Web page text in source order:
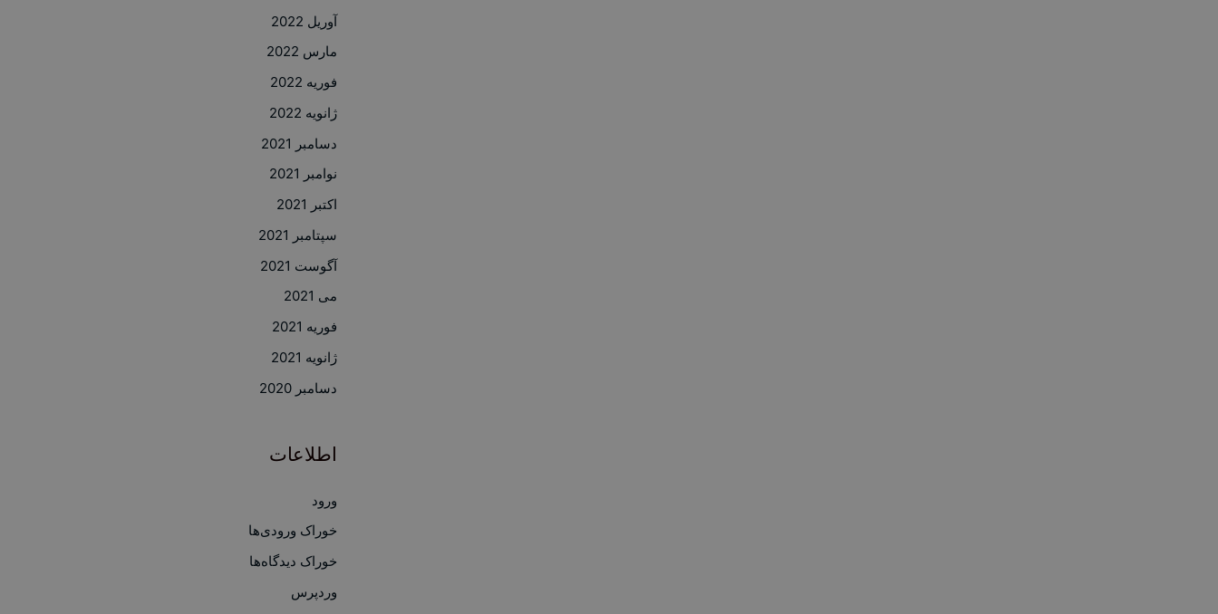
آوریل 2022
مارس 2022
فوریه 2022
ژانویه 2022
دسامبر 2021
نوامبر 2021
اکتبر 2021
سپتامبر 2021
آگوست 2021
می 2021
فوریه 2021
ژانویه 2021
دسامبر 2020
اطلاعات
ورود
خوراک ورودی‌ها
خوراک دیدگاه‌ها
وردپرس